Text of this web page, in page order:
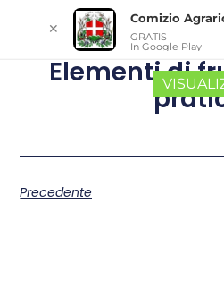
Elementi di
Precedente
✕
Comizio
GRATIS
In Google Play